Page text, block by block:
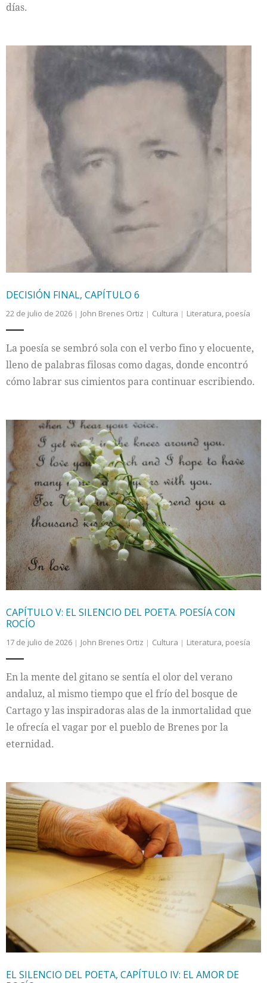
días.
DECISIÓN FINAL, CAPÍTULO 6
22 de julio de 2026 John Brenes Ortiz Cultura Literatura, poesía
La poesía se sembró sola con el verbo fino y elocuente,
lleno de palabras filosas como dagas, donde encontró
cómo labrar sus cimientos para continuar escribiendo.
CAPÍTULO V: EL SILENCIO DEL POETA. POESÍA CON
ROCÍO
17 de julio de 2026 John Brenes Ortiz Cultura Literatura, poesía
En la mente del gitano se sentía el olor del verano
andaluz, al mismo tiempo que el frío del bosque de
Cartago y las inspiradoras alas de la inmortalidad que
le ofrecía el vagar por el pueblo de Brenes por la
eternidad.
EL SILENCIO DEL POETA, CAPÍTULO IV: EL AMOR DE